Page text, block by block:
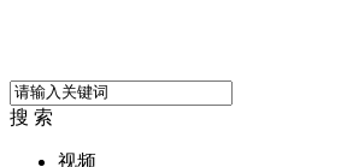
搜 索
视频